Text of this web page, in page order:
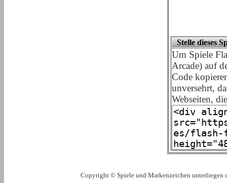
Stelle dieses
Um Spiele
Arcade) auf
Code
unversehrt,
Webseiten,
Copyright © Spiele und Markenzeichen unterliegen